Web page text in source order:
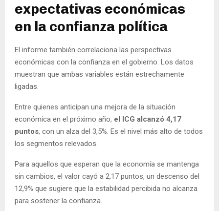
expectativas económicas
en la confianza política
El informe también correlaciona las perspectivas
económicas con la confianza en el gobierno. Los datos
muestran que ambas variables están estrechamente
ligadas.
Entre quienes anticipan una mejora de la situación
económica en el próximo año, el ICG alcanzó 4,17
puntos, con un alza del 3,5%. Es el nivel más alto de todos
los segmentos relevados.
Para aquellos que esperan que la economía se mantenga
sin cambios, el valor cayó a 2,17 puntos, un descenso del
12,9% que sugiere que la estabilidad percibida no alcanza
para sostener la confianza.